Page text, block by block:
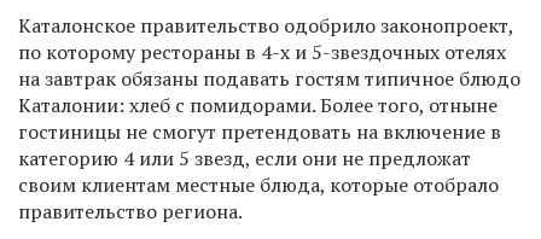
Каталонское правительство одобрило законопроект,
по которому рестораны в 4-х и 5-звездочных отелях
на завтрак обязаны подавать гостям типичное блюдо
Каталонии: хлеб с помидорами. Более того, отныне
гостиницы не смогут претендовать на включение в
категорию 4 или 5 звезд, если они не предложат
своим клиентам местные блюда, которые отобрало
правительство региона.